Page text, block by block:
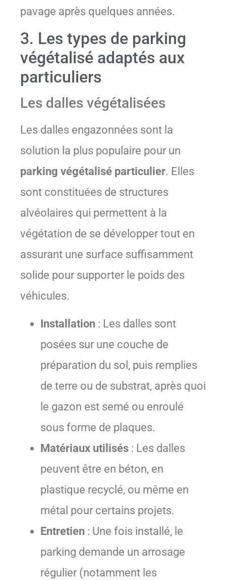
pavage après quelques années.
3. Les types de parking
végétalisé adaptés aux
particuliers
Les dalles végétalisées
Les dalles engazonnées sont la
solution la plus populaire pour un
parking végétalisé particulier. Elles
sont constituées de structures
alvéolaires qui permettent à la
végétation de se développer tout en
assurant une surface suffisamment
solide pour supporter le poids des
véhicules.
Installation : Les dalles sont
posées sur une couche de
préparation du sol, puis remplies
de terre ou de substrat, après quoi
le gazon est semé ou enroulé
sous forme de plaques.
Matériaux utilisés : Les dalles
peuvent être en béton, en
plastique recyclé, ou même en
métal pour certains projets.
Entretien : Une fois installé, le
parking demande un arrosage
régulier (notamment les